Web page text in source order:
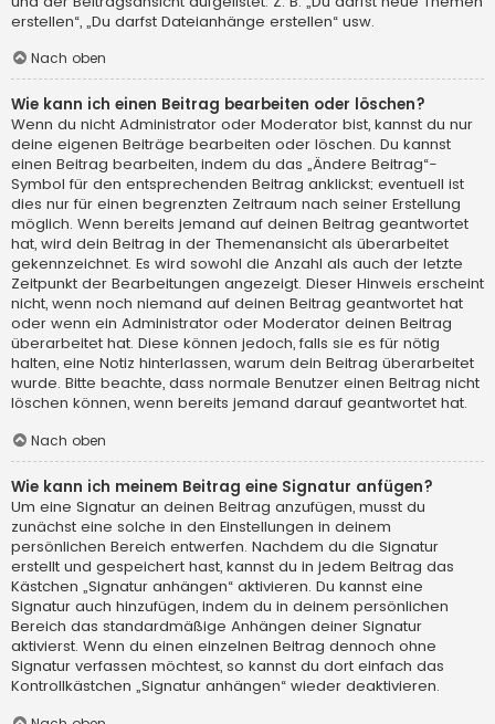
erstellen“, „Du darfst Dateianhänge erstellen“ usw.
Nach oben
Wie kann ich einen Beitrag bearbeiten oder löschen?
Wenn du nicht Administrator oder Moderator bist, kannst du nur
deine eigenen Beiträge bearbeiten oder löschen. Du kannst
einen Beitrag bearbeiten, indem du das „Ändere Beitrag“-
Symbol für den entsprechenden Beitrag anklickst; eventuell ist
dies nur für einen begrenzten Zeitraum nach seiner Erstellung
möglich. Wenn bereits jemand auf deinen Beitrag geantwortet
hat, wird dein Beitrag in der Themenansicht als überarbeitet
gekennzeichnet. Es wird sowohl die Anzahl als auch der letzte
Zeitpunkt der Bearbeitungen angezeigt. Dieser Hinweis erscheint
nicht, wenn noch niemand auf deinen Beitrag geantwortet hat
oder wenn ein Administrator oder Moderator deinen Beitrag
überarbeitet hat. Diese können jedoch, falls sie es für nötig
halten, eine Notiz hinterlassen, warum dein Beitrag überarbeitet
wurde. Bitte beachte, dass normale Benutzer einen Beitrag nicht
löschen können, wenn bereits jemand darauf geantwortet hat.
Nach oben
Wie kann ich meinem Beitrag eine Signatur anfügen?
Um eine Signatur an deinen Beitrag anzufügen, musst du
zunächst eine solche in den Einstellungen in deinem
persönlichen Bereich entwerfen. Nachdem du die Signatur
erstellt und gespeichert hast, kannst du in jedem Beitrag das
Kästchen „Signatur anhängen“ aktivieren. Du kannst eine
Signatur auch hinzufügen, indem du in deinem persönlichen
Bereich das standardmäßige Anhängen deiner Signatur
aktivierst. Wenn du einen einzelnen Beitrag dennoch ohne
Signatur verfassen möchtest, so kannst du dort einfach das
Kontrollkästchen „Signatur anhängen“ wieder deaktivieren.